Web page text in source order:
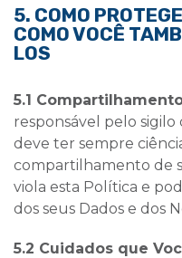
5. COMO
COMO VOCÊ
LOS
5.1
responsável pelo sigilo
deve ter sempre
compartilhamento de
viola esta Política e
dos seus Dados e dos
5.2 Cuidados que